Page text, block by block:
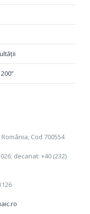
Cod 700554
decanat: +40 (232)